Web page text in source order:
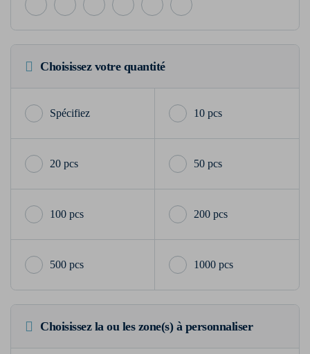
Choisissez votre quantité
10 pcs
20 pcs 50 pcs
100 pcs 200 pcs
500 pcs 1000 pcs
Choisissez la ou les zone(s) à personnaliser